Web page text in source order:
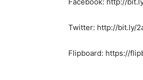
Twitter: http://bit.ly/
Flipboard: https://